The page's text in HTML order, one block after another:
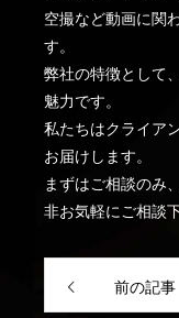
空撮など動画に関
す。
弊社の特徴として
魅力です。
私たちはクライア
お届けします。
まずはご相談のみ
非お気軽にご相談
前の記事